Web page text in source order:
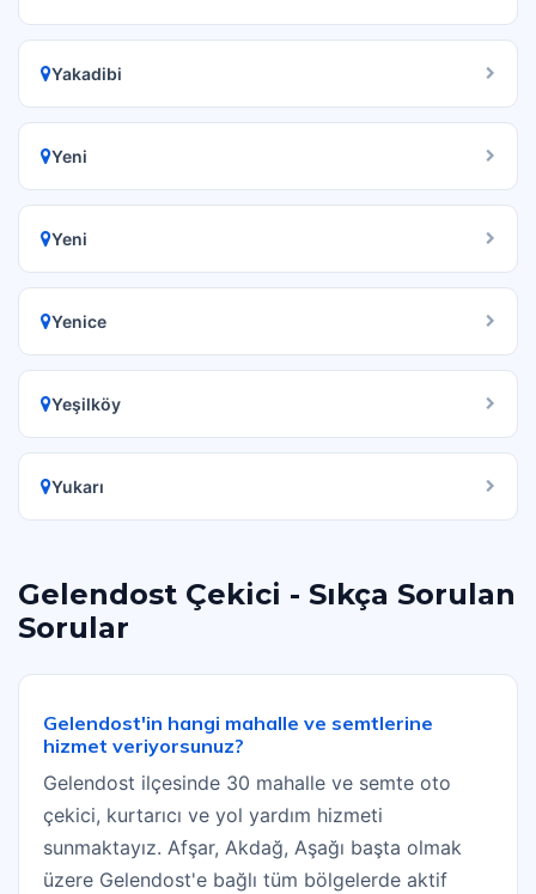
Yakadibi
Yeni
Yeni
Yenice
Yeşilköy
Yukarı
Gelendost Çekici - Sıkça Sorulan
Sorular
Gelendost'in hangi mahalle ve semtlerine
hizmet veriyorsunuz?
Gelendost ilçesinde 30 mahalle ve semte oto
çekici, kurtarıcı ve yol yardım hizmeti
sunmaktayız. Afşar, Akdağ, Aşağı başta olmak
üzere Gelendost'e bağlı tüm bölgelerde aktif